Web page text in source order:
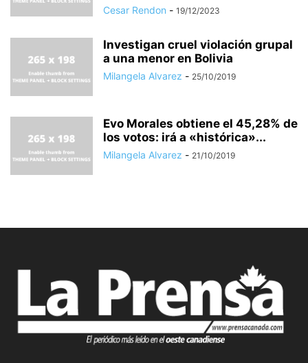
Cesar Rendon - 19/12/2023
Investigan cruel violación grupal
a una menor en Bolivia
Milangela Alvarez - 25/10/2019
Evo Morales obtiene el 45,28% de
los votos: irá a «histórica»...
Milangela Alvarez - 21/10/2019